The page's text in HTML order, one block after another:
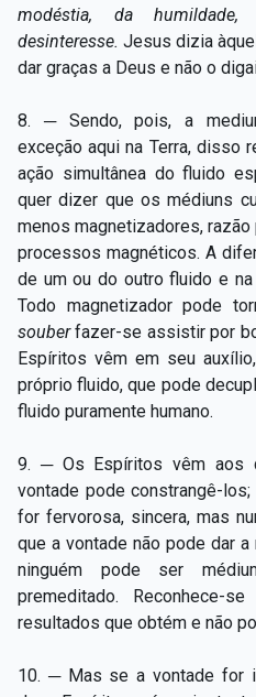
modéstia, da
desinteresse.Jesus dizia
dar graças a Deus e não o
8. ─ Sendo, pois, a
exceção aqui na Terra, disso
ação simultânea do fluido
quer dizer que os médiuns
menos magnetizadores,
processos magnéticos. A
de um ou do outro fluido e
Todo magnetizador pode
souberfazer-se assistir por
Espíritos vêm em seu
próprio fluido, que pode
fluido puramente humano.
9. ─ Os Espíritos vêm aos
vontade pode constrangê-
for fervorosa, sincera, mas
que a vontade não pode dar
ninguém pode ser
premeditado. Reconhece-
resultados que obtém e não
10. ─ Mas se a vontade for